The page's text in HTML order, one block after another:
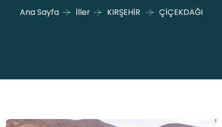
Ana Sayfa İller KIRŞEHİR ÇİÇEKDAĞI